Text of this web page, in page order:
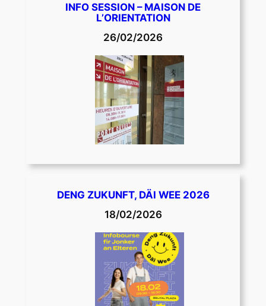
INFO SESSION – MAISON DE
L’ORIENTATION
26/02/2026
DENG ZUKUNFT, DÄI WEE 2026
18/02/2026